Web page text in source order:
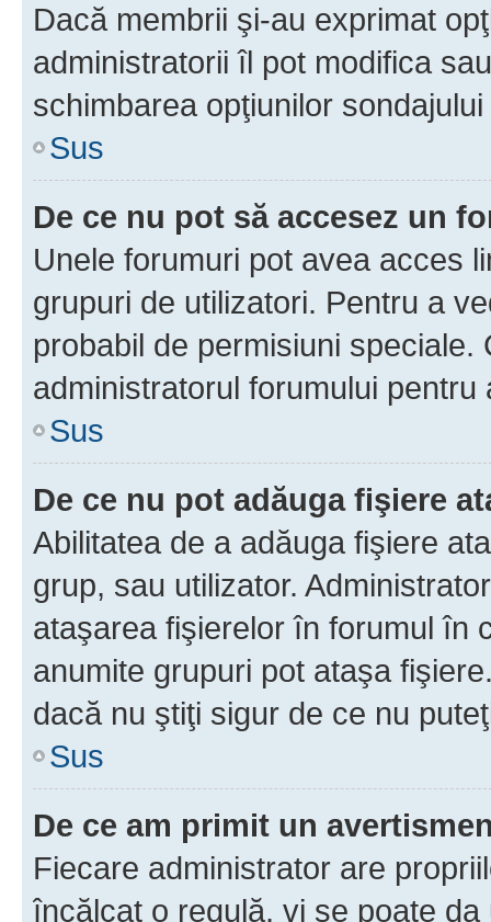
Dacă membrii şi-au exprimat
administratorii îl pot modifica
schimbarea opţiunilor
Sus
De ce nu pot să accesez un
Unele forumuri pot avea acces
grupuri de utilizatori. Pentru a
probabil de permisiuni
administratorul forumului pentru
Sus
De ce nu pot adăuga fişiere
Abilitatea de a adăuga fişiere
grup, sau utilizator.
ataşarea fişierelor în forumul în
anumite grupuri pot ataşa
dacă nu ştiţi sigur de ce nu
Sus
De ce am primit un
Fiecare administrator are
încălcat o regulă, vi se poate